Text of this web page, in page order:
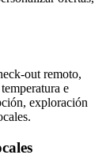
out remoto,
e
exploración